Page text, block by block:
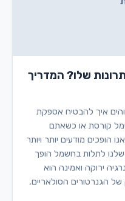
שלו? המדריך
איך להבטיח אספקת
קורסת או כשאתם
הופכים מודעים יותר ויותר
לתלות בחשמל הופך
ירוקה ואמינה הוא
הגנרטורים הסולאריים,